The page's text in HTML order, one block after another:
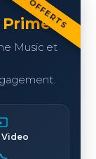
Prime
Music et
Video